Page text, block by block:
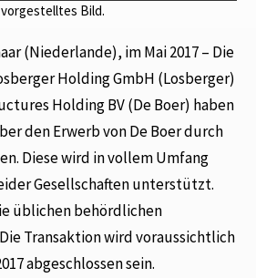
Bild.
(Niederlande), im Mai 2017 – Die
Holding GmbH (Losberger)
Holding BV (De Boer) haben
den Erwerb von De Boer durch
Diese wird in vollem Umfang
Gesellschaften unterstützt.
üblichen behördlichen
Transaktion wird voraussichtlich
abgeschlossen sein.